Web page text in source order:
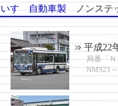
いすゞ自動車製ノンス
いすゞ
平成22
局番「Ｎ
NMS21～
いすゞ